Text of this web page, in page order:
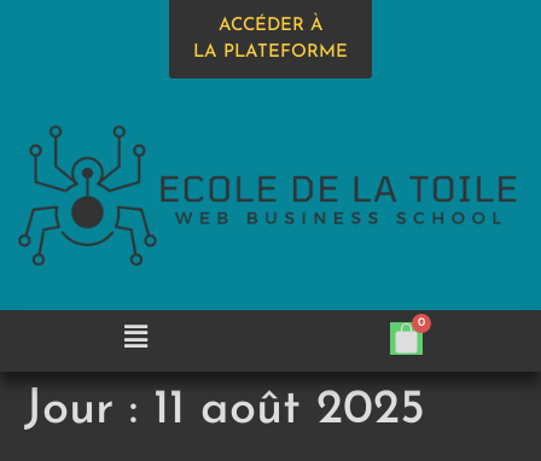
ACCÉDER À
LA PLATEFORME
Jour : 11 août 2025